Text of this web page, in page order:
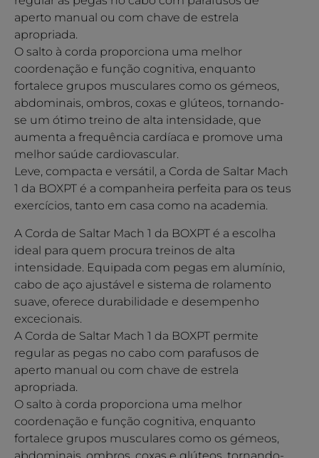
aperto manual ou com chave de estrela
apropriada.
O salto à corda proporciona uma melhor
coordenação e função cognitiva, enquanto
fortalece grupos musculares como os gémeos,
abdominais, ombros, coxas e glúteos, tornando-
se um ótimo treino de alta intensidade, que
aumenta a frequência cardíaca e promove uma
melhor saúde cardiovascular.
Leve, compacta e versátil, a Corda de Saltar Mach
1 da BOXPT é a companheira perfeita para os teus
exercícios, tanto em casa como na academia.
A Corda de Saltar Mach 1 da BOXPT é a escolha
ideal para quem procura treinos de alta
intensidade. Equipada com pegas em alumínio,
cabo de aço ajustável e sistema de rolamento
suave, oferece durabilidade e desempenho
excecionais.
A Corda de Saltar Mach 1 da BOXPT permite
regular as pegas no cabo com parafusos de
aperto manual ou com chave de estrela
apropriada.
O salto à corda proporciona uma melhor
coordenação e função cognitiva, enquanto
fortalece grupos musculares como os gémeos,
abdominais, ombros, coxas e glúteos, tornando-